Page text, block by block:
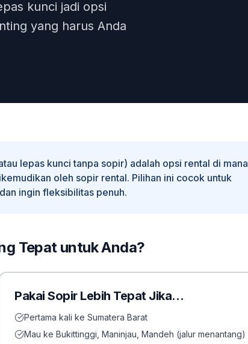
kunci jadi opsi
yang harus Anda
lepas kunci tanpa sopir) adalah opsi rental di mana
oleh sopir rental. Pilihan ini cocok untuk
ingin fleksibilitas penuh.
Tepat untuk Anda?
Pakai Sopir Lebih Tepat Jika…
Pertama kali ke Sumatera Barat
Mau ke Bukittinggi, Maninjau, Mandeh (jalur menantang)